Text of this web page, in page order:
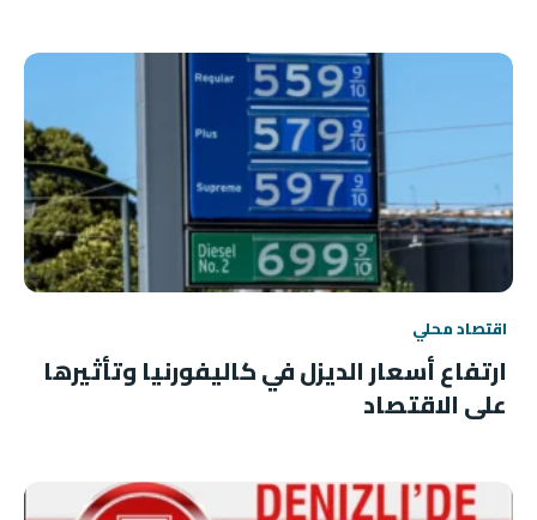
اقتصاد محلي
ارتفاع أسعار الديزل في كاليفورنيا وتأثيرها
على الاقتصاد